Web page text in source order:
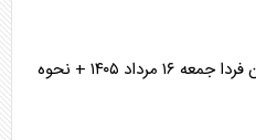
جدول قطعی برق استان اصفهان فردا جمعه ۱۶ مرداد ۱۴۰۵ + نحوه